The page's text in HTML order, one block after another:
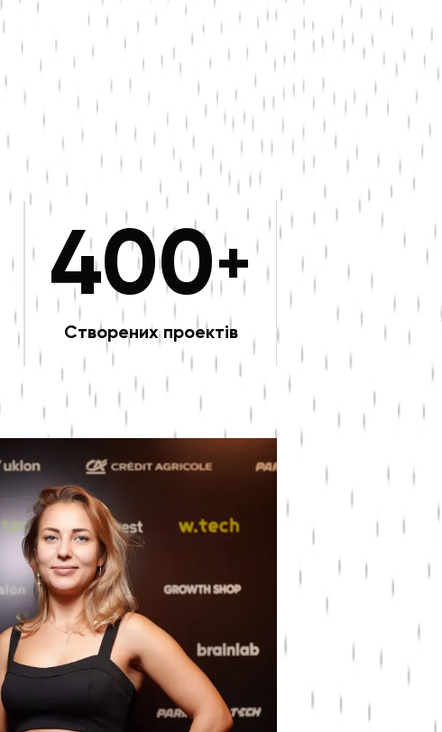
400+
Створених проектів